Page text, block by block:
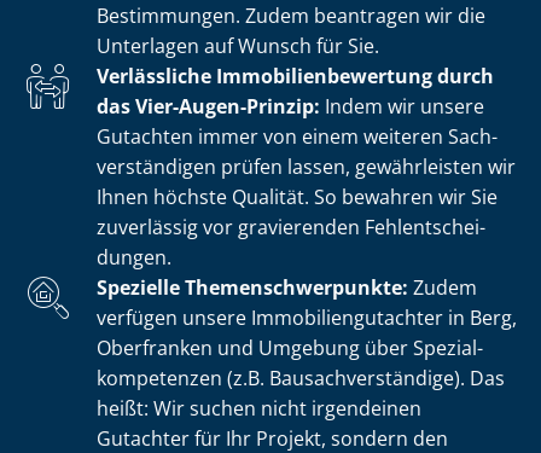
Bestimmungen. Zudem beantragen wir die
Unterlagen auf Wunsch für Sie.
Verlässliche Im­mo­bi­li­en­be­wer­tung durch
das Vier-Augen-Prinzip: Indem wir unsere
Gutachten immer von einem weiteren Sach­
ver­stän­di­gen prüfen lassen, gewährleisten wir
Ihnen höchste Qualität. So bewahren wir Sie
zuverlässig vor gravierenden Fehl­ent­schei­
dun­gen.
Spezielle The­men­schwer­punk­te: Zudem
verfügen unsere Im­mo­bi­li­en­gut­ach­ter in Berg,
Oberfranken und Umgebung über Spe­zi­al­
kom­pe­ten­zen (z.B. Bau­sach­ver­stän­di­ge). Das
heißt: Wir suchen nicht irgendeinen
Gutachter für Ihr Projekt, sondern den